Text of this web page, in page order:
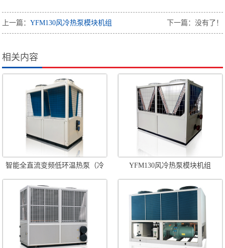
上一篇：YFM130风冷热泵模块机组 下一篇：没有了！
相关内容
智能全直流变频低环温热泵（冷
水）机组
YFM130风冷热泵模块机组